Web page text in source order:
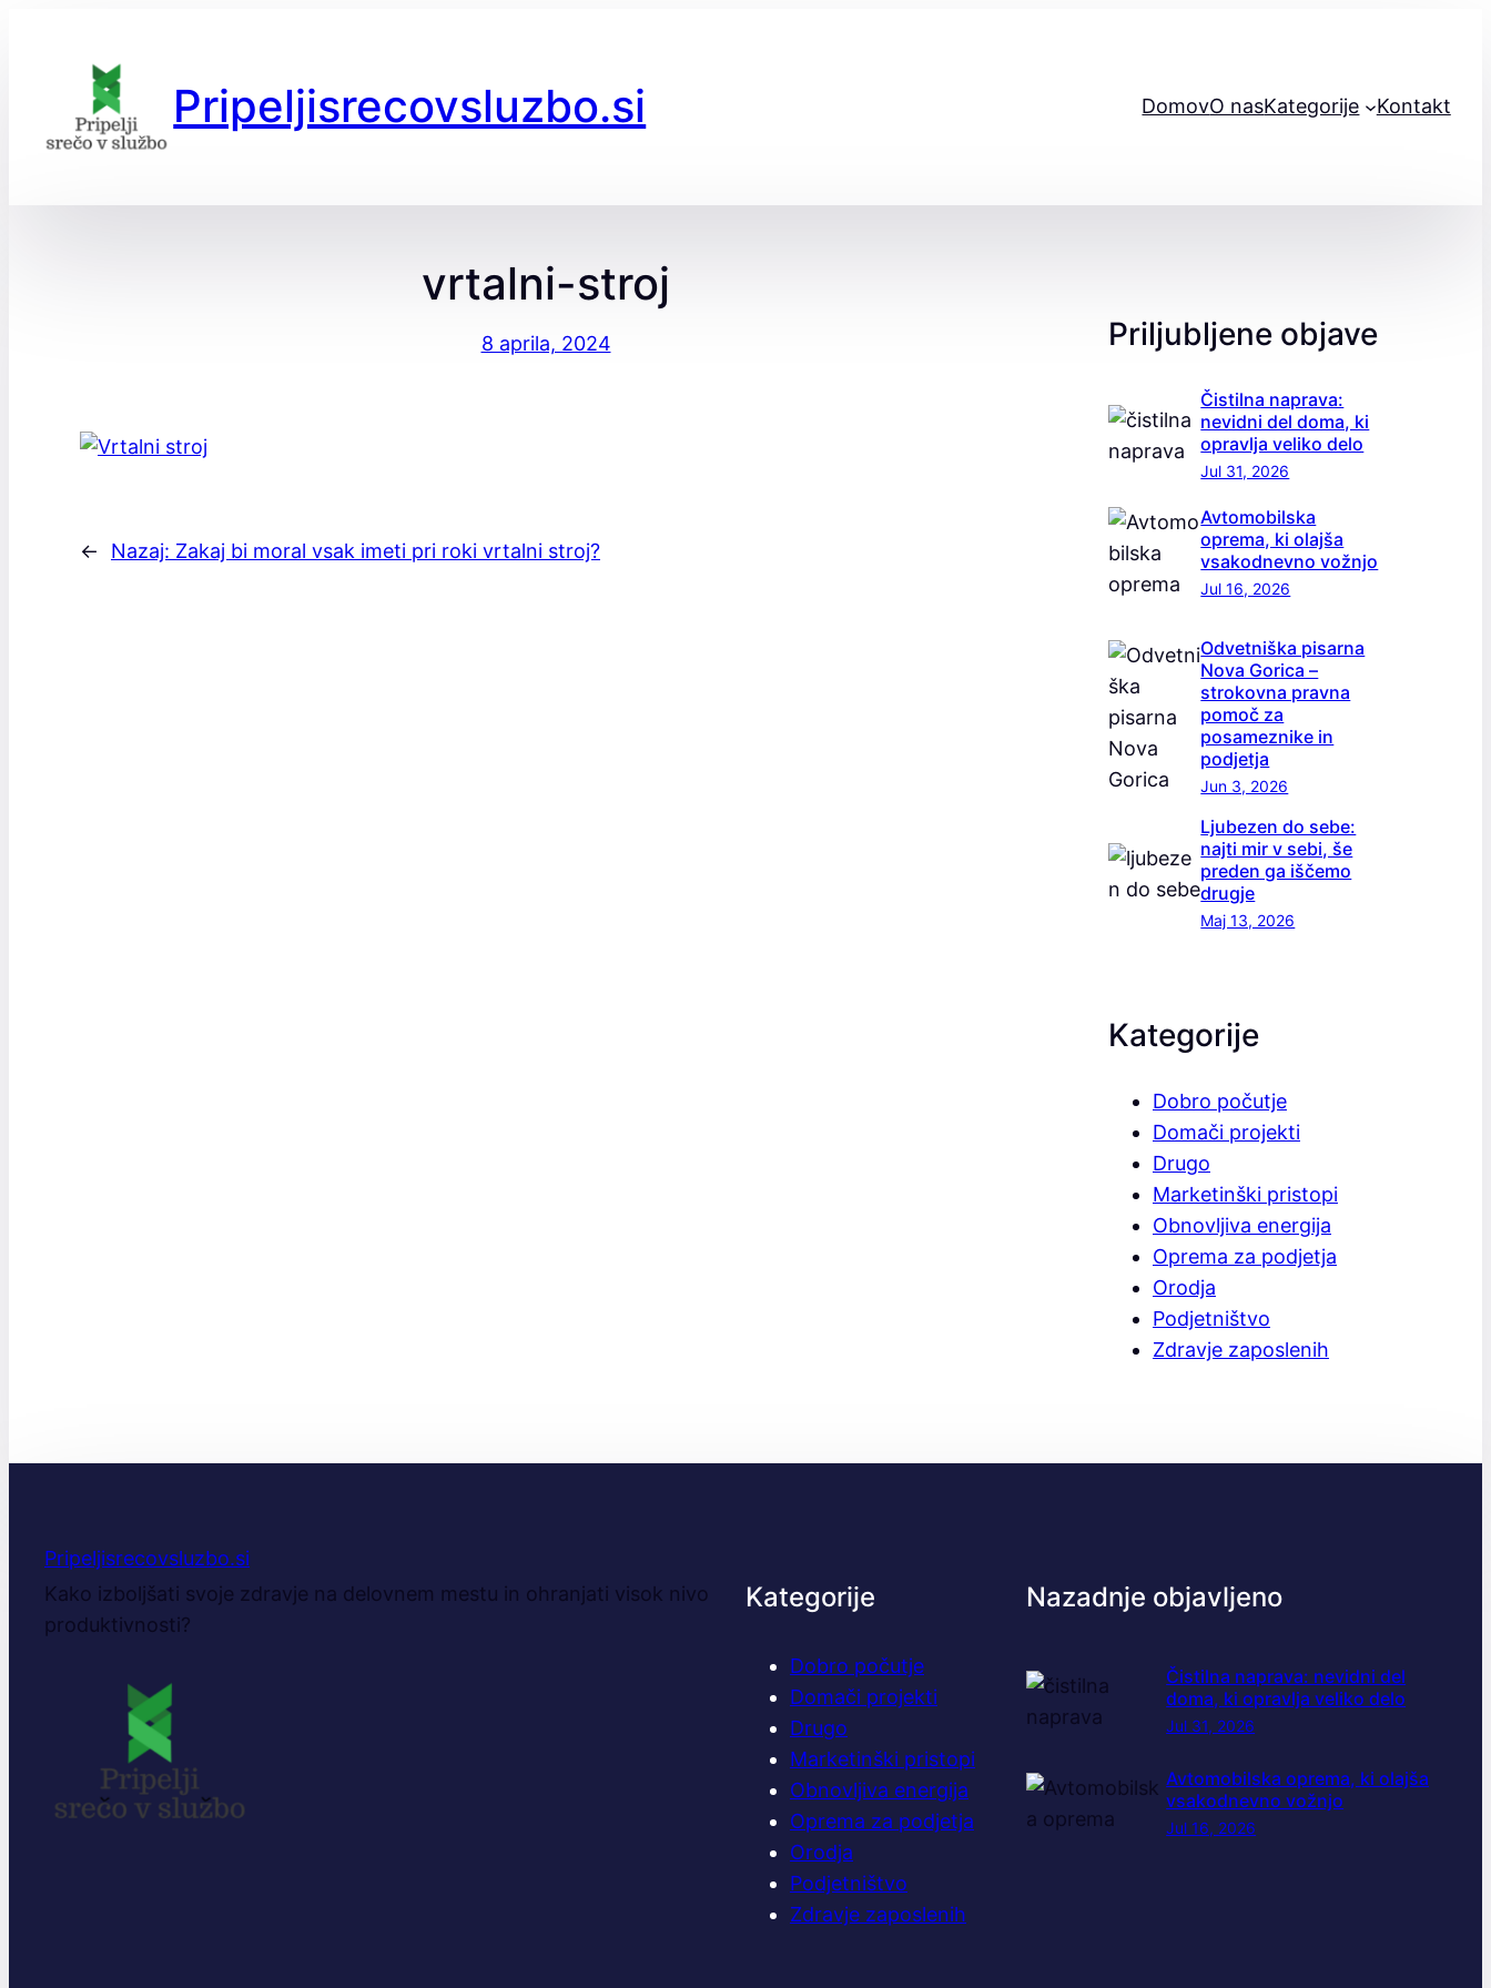
Pripeljisrecovsluzbo.si DomovO nasKategorije Kontakt
vrtalni-stroj
8 aprila, 2024
← Nazaj: Zakaj bi moral vsak imeti pri roki vrtalni stroj?
Priljubljene objave
Čistilna naprava:
nevidni del doma, ki
opravlja veliko delo
Jul 31, 2026
Avtomobilska
oprema, ki olajša
vsakodnevno vožnjo
Jul 16, 2026
Odvetniška pisarna
Nova Gorica –
strokovna pravna
pomoč za
posameznike in
podjetja
Jun 3, 2026
Ljubezen do sebe:
najti mir v sebi, še
preden ga iščemo
drugje
Maj 13, 2026
Kategorije
Dobro počutje
Domači projekti
Drugo
Marketinški pristopi
Obnovljiva energija
Oprema za podjetja
Orodja
Podjetništvo
Zdravje zaposlenih
Pripeljisrecovsluzbo.si
Kako izboljšati svoje zdravje na delovnem mestu in ohranjati visok nivo
produktivnosti?
Kategorije
Dobro počutje
Domači projekti
Drugo
Marketinški pristopi
Obnovljiva energija
Oprema za podjetja
Orodja
Podjetništvo
Zdravje zaposlenih
Nazadnje objavljeno
Čistilna naprava: nevidni del
doma, ki opravlja veliko delo
Jul 31, 2026
Avtomobilska oprema, ki olajša
vsakodnevno vožnjo
Jul 16, 2026